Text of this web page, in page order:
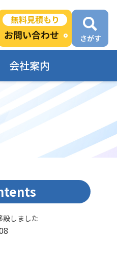
会社案内
設しました